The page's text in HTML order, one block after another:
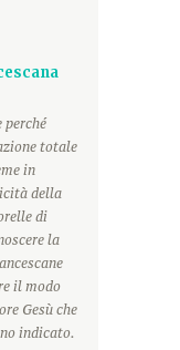
perché
totale
in
della
di
la
il modo
Gesù che
indicato.